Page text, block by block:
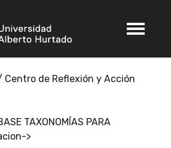
Centro de Reflexión y Acción
TAXONOMÍAS PARA
>